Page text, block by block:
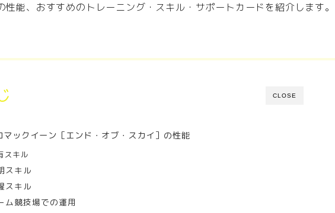
性能、おすすめのトレーニング・スキル・サポートカードを紹介します。
CLOSE
マックイーン［エンド・オブ・スカイ］の性能
スキル
スキル
スキル
ム競技場での運用